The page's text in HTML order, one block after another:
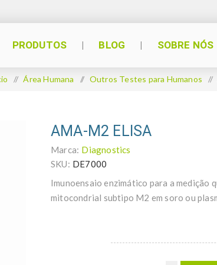
PRODUTOS BLOG SOBRE NÓS
/ Área Humana / Outros Testes para Humanos /
AMA-M2 ELISA
Marca: Diagnostics
SKU: DE7000
Imunoensaio enzimático para a
mitocondrial subtipo M2 em soro ou